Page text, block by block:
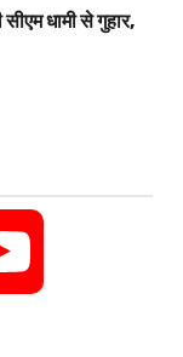
धामी से गुहार,